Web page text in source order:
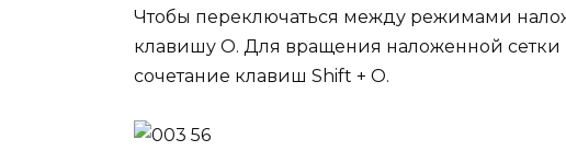
Чтобы переключаться между режимами
клавишу O. Для вращения наложенной
сочетание клавиш Shift + O.